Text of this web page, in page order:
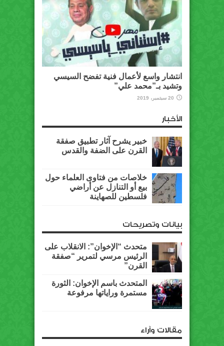
انتشار واسع لأعمال فنية تفضح السيسي
وتشيد بـ”محمد علي”
20 سبتمبر، 2019
الأخبار
خبير يشرح آثار تطبيق صفقة
القرن على الضفة والقدس
خلاصات من فتاوى العلماء حول
بيع أو التنازل عن أراضي
فلسطين للصهاينة
بيانات وتصريحات
متحدث “الإخوان”: الانقلاب على
الرئيس مرسي لتمرير “صفقة
القرن”
المتحدث باسم الإخوان: الثورة
مستمرة وراياتها مرفوعة
مقالات وآراء